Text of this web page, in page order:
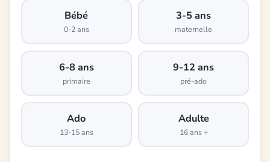
Bébé
0-2 ans
3-5 ans
maternelle
6-8 ans
primaire
9-12 ans
pré-ado
Ado
13-15 ans
Adulte
16 ans +